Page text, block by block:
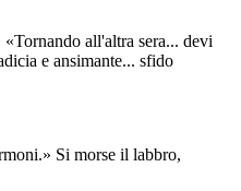
all'altra sera... devi
e ansimante... sfido
Si morse il labbro,